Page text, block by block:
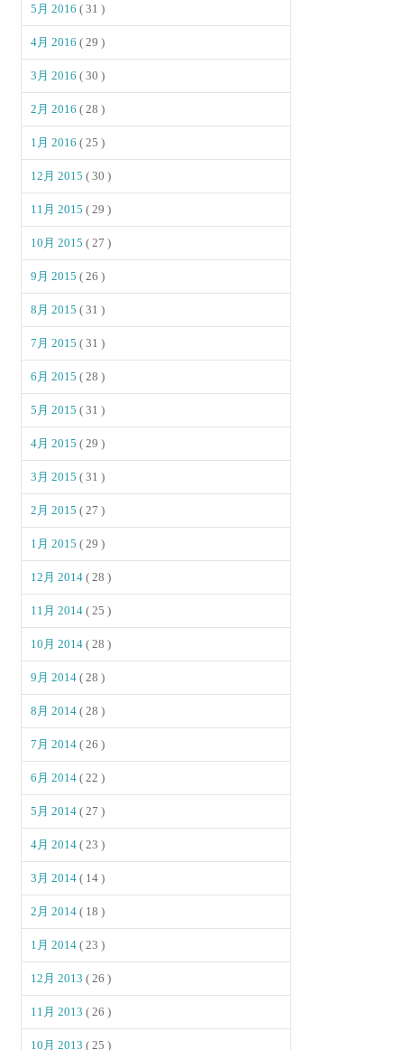
5月 2016( 31 )
4月 2016( 29 )
3月 2016( 30 )
2月 2016( 28 )
1月 2016( 25 )
12月 2015( 30 )
11月 2015( 29 )
10月 2015( 27 )
9月 2015( 26 )
8月 2015( 31 )
7月 2015( 31 )
6月 2015( 28 )
5月 2015( 31 )
4月 2015( 29 )
3月 2015( 31 )
2月 2015( 27 )
1月 2015( 29 )
12月 2014( 28 )
11月 2014( 25 )
10月 2014( 28 )
9月 2014( 28 )
8月 2014( 28 )
7月 2014( 26 )
6月 2014( 22 )
5月 2014( 27 )
4月 2014( 23 )
3月 2014( 14 )
2月 2014( 18 )
1月 2014( 23 )
12月 2013( 26 )
11月 2013( 26 )
10月 2013( 25 )